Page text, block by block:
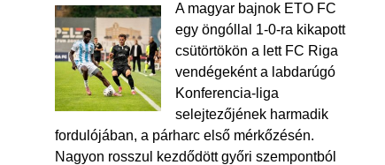
A magyar bajnok ETO FC
egy öngóllal 1-0-ra kikapott
csütörtökön a lett FC Riga
vendégeként a labdarúgó
Konferencia-liga
selejtezőjének harmadik
fordulójában, a párharc első mérkőzésén.
Nagyon rosszul kezdődött győri szempontból